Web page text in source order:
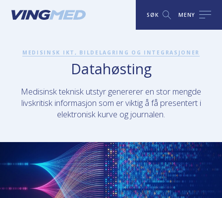
SØK MENY
MEDISINSK IKT, BILDELAGRING OG INTEGRASJONER
Datahøsting
Medisinsk teknisk utstyr genererer en stor mengde
livskritisk informasjon som er viktig å få presentert i
elektronisk kurve og journalen.